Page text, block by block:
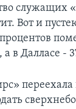
служащих
Вот и
в Далласе -
переехала